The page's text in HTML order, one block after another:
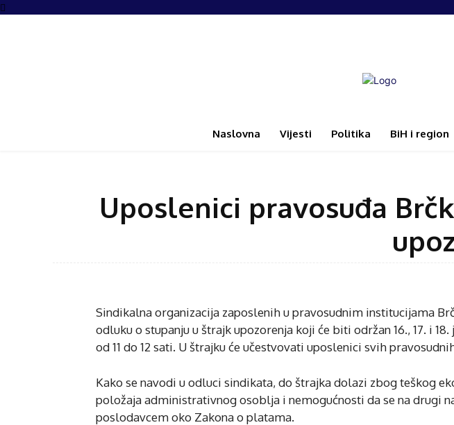
Naslovna Vijesti Politika BiH i region
Uposlenici pravosuđa
Sindikalna organizacija zaposlenih u pravosudnim institucijama
odluku o stupanju u štrajk upozorenja koji će biti održan 16., 17. i
od 11 do 12 sati. U štrajku će učestvovati uposlenici svih
Kako se navodi u odluci sindikata, do štrajka dolazi zbog teškog
položaja administrativnog osoblja i nemogućnosti da se na drugi
poslodavcem oko Zakona o platama.